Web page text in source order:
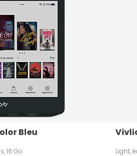
Bleu
16 Go Light,